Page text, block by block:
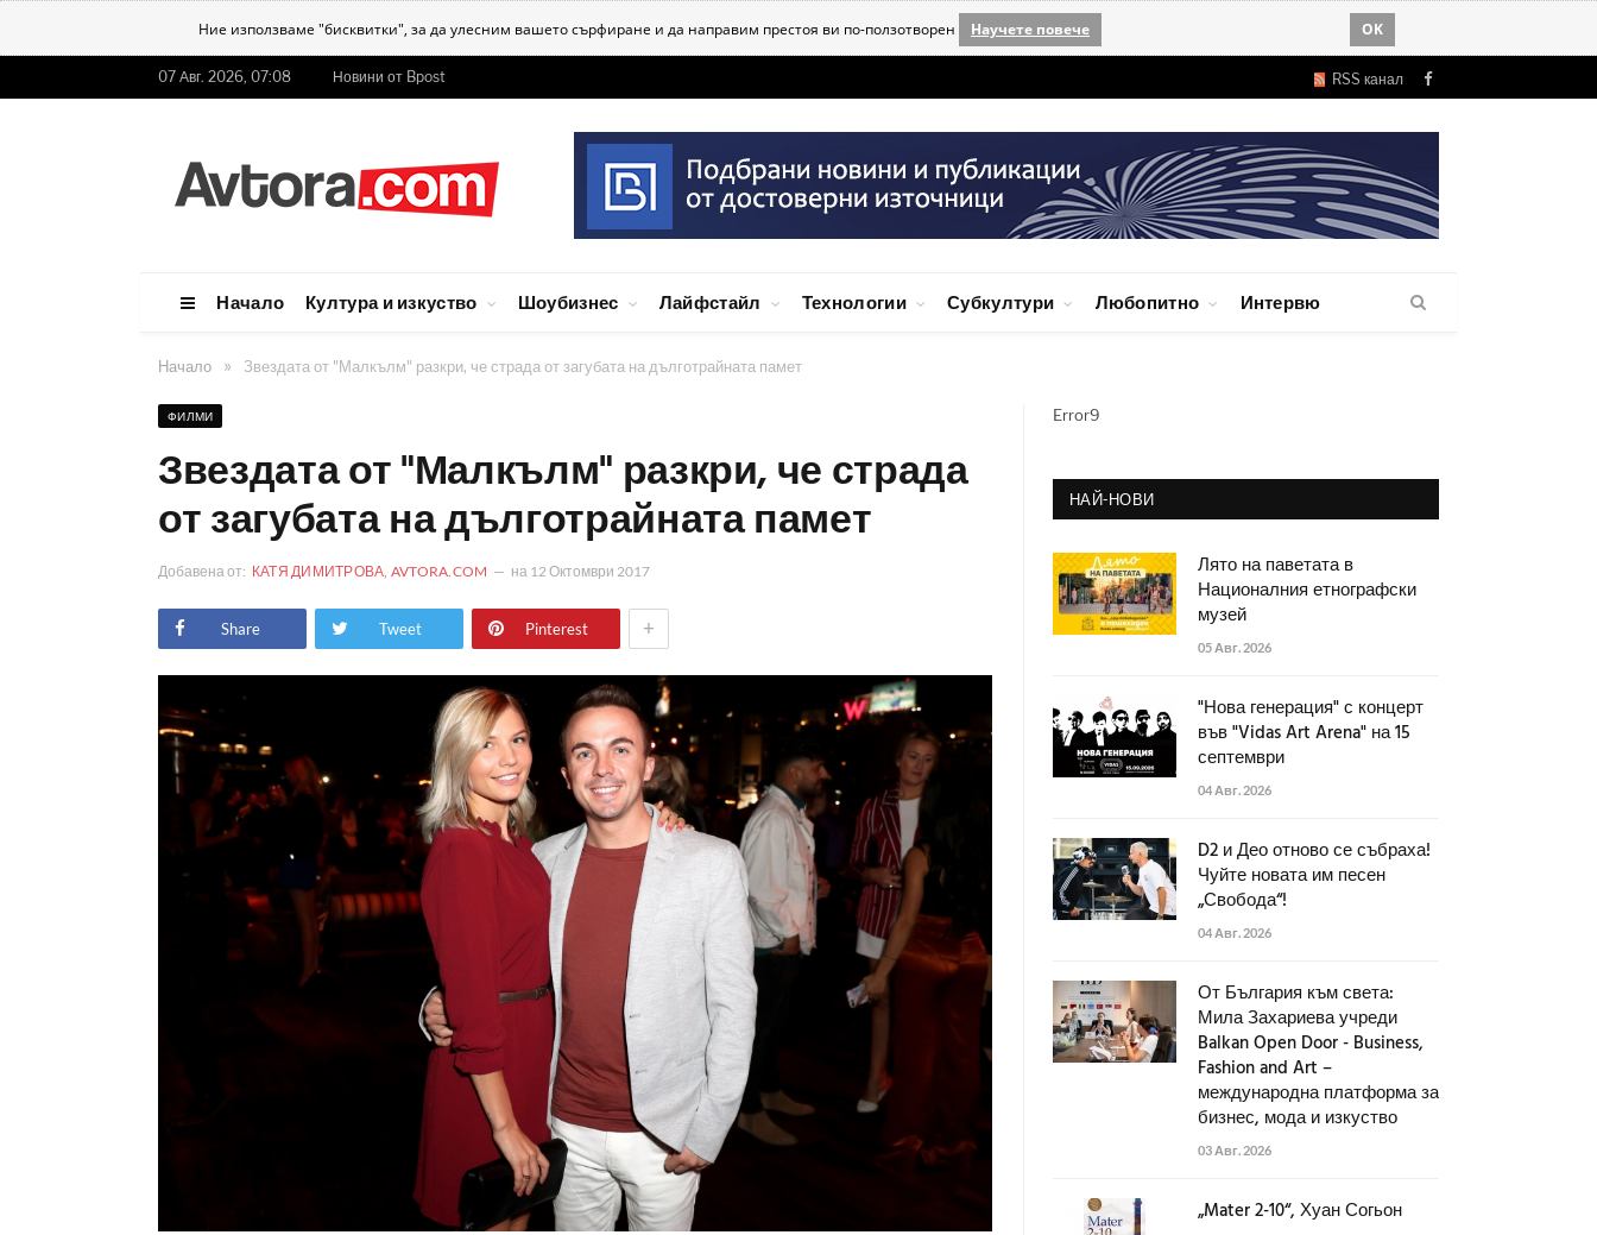
Ние използваме "бисквитки", за да улесним вашето сърфиране и да направим престоя ви по-ползотворен Научете повече OK
07 Авг. 2026, 07:08 Новини от Bpost RSS канал Facebook
Начало Култура и изкуство Шоубизнес Лайфстайл Технологии Субкултури Любопитно Интервю
Начало » Звездата от "Малкълм" разкри, че страда от загубата на дълготрайната памет
ФИЛМИ
Звездата от "Малкълм" разкри, че страда
от загубата на дълготрайната памет
Добавена от: КАТЯ ДИМИТРОВА, AVTORA.COM на 12 Октомври 2017
Share Tweet Pinterest +
Error9
НАЙ-НОВИ
Лято на паветата в
Националния етнографски
музей
05 Авг. 2026
"Нова генерация" с концерт
във "Vidas Art Arena" на 15
септември
04 Авг. 2026
D2 и Део отново се събраха!
Чуйте новата им песен
„Свобода“!
04 Авг. 2026
От България към света:
Мила Захариева учреди
Balkan Open Door - Business,
Fashion and Art –
международна платформа за
бизнес, мода и изкуство
03 Авг. 2026
„Mater 2-10“, Хуан Согьон